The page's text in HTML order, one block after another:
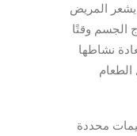
يشعر المريض
الجسم وقتًا
نشاطها
محددة